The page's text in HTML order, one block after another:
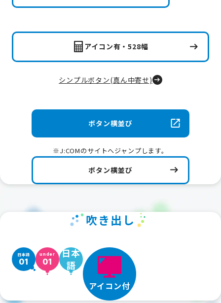
アイコン有・528幅
シンプルボタン(真ん中寄せ)
ボタン横並び
※J:COMのサイトへジャンプします。
ボタン横並び
吹き出し
日本語
01
under
01
日本
語
アイコン付